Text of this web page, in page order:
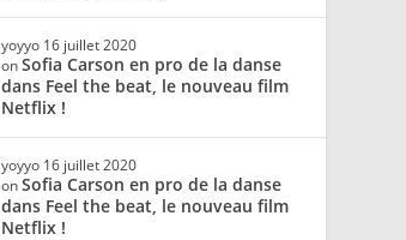
yoyyo 16 juillet 2020
onSofia Carson en pro de la danse
dans Feel the beat, le nouveau film
Netflix !
yoyyo 16 juillet 2020
onSofia Carson en pro de la danse
dans Feel the beat, le nouveau film
Netflix !